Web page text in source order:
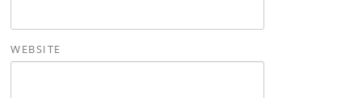
WEBSITE